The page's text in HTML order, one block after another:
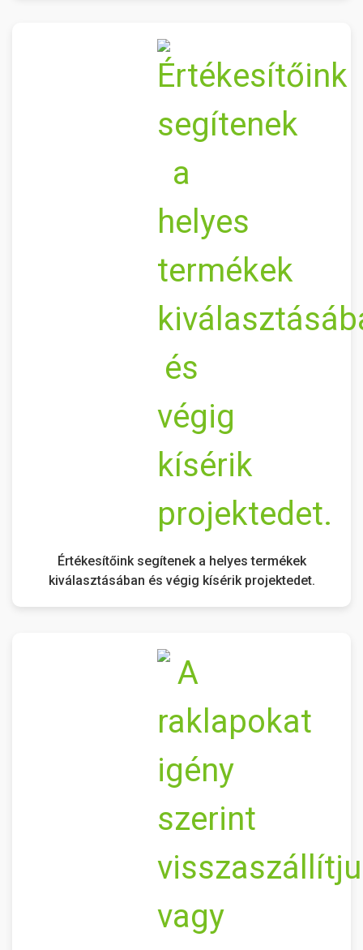
Értékesítőink segítenek a helyes termékek
kiválasztásában és végig kísérik projektedet.